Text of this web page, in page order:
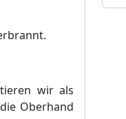
wir als
Oberhand